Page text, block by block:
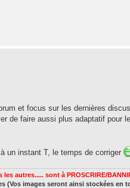
et focus sur les dernières
de faire aussi plus adaptatif pour
un instant T, le temps de corriger
autres..... sont à PROSCRIRE/
(Vos images seront ainsi stockées en